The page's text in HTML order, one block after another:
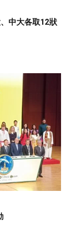
中大各取12狀